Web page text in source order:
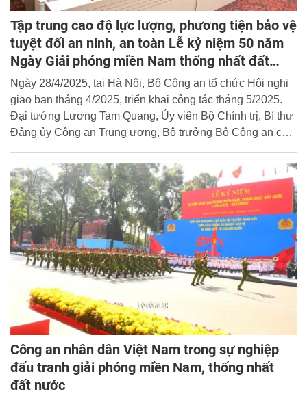
Tập trung cao độ lực lượng, phương tiện bảo vệ
tuyệt đối an ninh, an toàn Lễ kỷ niệm 50 năm
Ngày Giải phóng miền Nam thống nhất đất
nước
Ngày 28/4/2025, tại Hà Nội, Bộ Công an tổ chức Hội nghị
giao ban tháng 4/2025, triển khai công tác tháng 5/2025.
Đại tướng Lương Tam Quang, Ủy viên Bộ Chính trị, Bí thư
Đảng ủy Công an Trung ương, Bộ trưởng Bộ Công an chủ
Công an nhân dân Việt Nam trong sự nghiệp
đấu tranh giải phóng miền Nam, thống nhất
đất nước